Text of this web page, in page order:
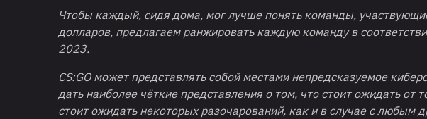
Чтобы каждый, сидя дома, мог лучше понять команды,
долларов, предлагаем ранжировать каждую команду в
2023.
CS:GO может представлять собой местами непредсказуемое
дать наиболее чёткие представления о том, что стоит ожидать
стоит ожидать некоторых разочарований, как и в случае с любым